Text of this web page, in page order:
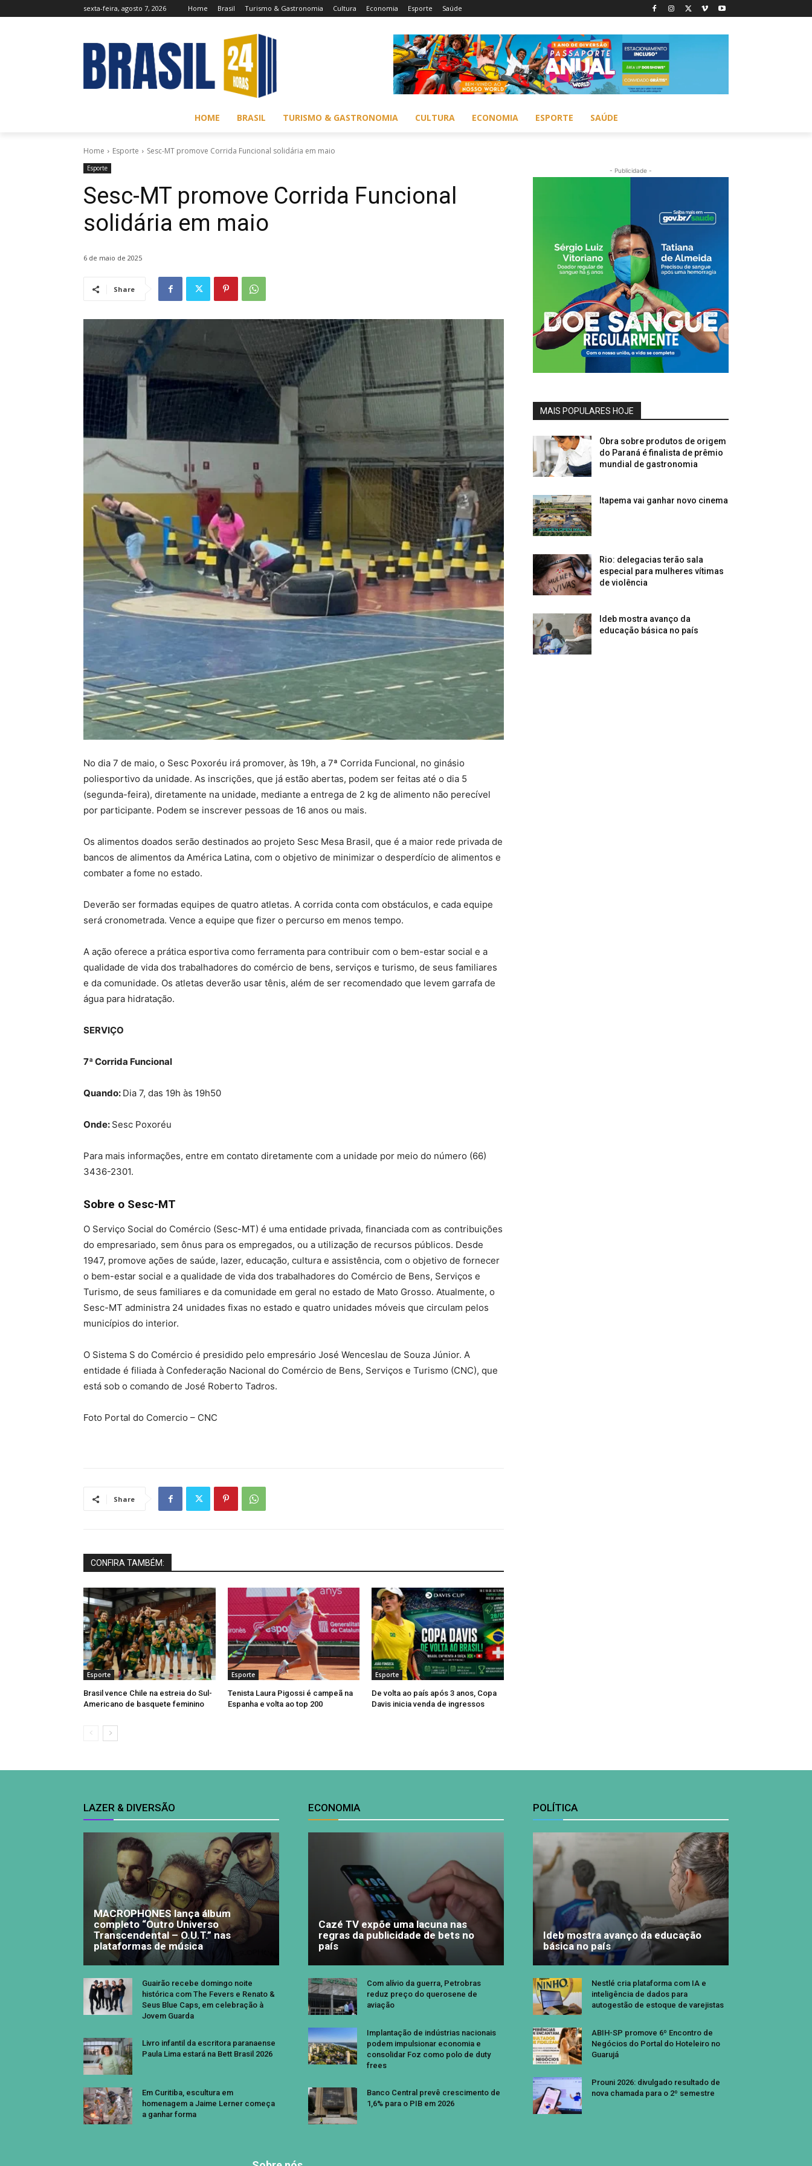
sexta-feira, agosto 7, 2026 Home Brasil Turismo & Gastronomia Cultura Economia Esporte Saúde
HOME BRASIL TURISMO & GASTRONOMIA CULTURA ECONOMIA ESPORTE SAÚDE
Home Esporte Sesc-MT promove Corrida Funcional solidária em maio
Esporte
Sesc-MT promove Corrida Funcional
solidária em maio
6 de maio de 2025
Share
No dia 7 de maio, o Sesc Poxoréu irá promover, às 19h, a 7ª Corrida Funcional, no ginásio
poliesportivo da unidade. As inscrições, que já estão abertas, podem ser feitas até o dia 5
(segunda-feira), diretamente na unidade, mediante a entrega de 2 kg de alimento não perecível
por participante. Podem se inscrever pessoas de 16 anos ou mais.
Os alimentos doados serão destinados ao projeto Sesc Mesa Brasil, que é a maior rede privada de
bancos de alimentos da América Latina, com o objetivo de minimizar o desperdício de alimentos e
combater a fome no estado.
Deverão ser formadas equipes de quatro atletas. A corrida conta com obstáculos, e cada equipe
será cronometrada. Vence a equipe que fizer o percurso em menos tempo.
A ação oferece a prática esportiva como ferramenta para contribuir com o bem-estar social e a
qualidade de vida dos trabalhadores do comércio de bens, serviços e turismo, de seus familiares
e da comunidade. Os atletas deverão usar tênis, além de ser recomendado que levem garrafa de
água para hidratação.
SERVIÇO
7ª Corrida Funcional
Quando: Dia 7, das 19h às 19h50
Onde: Sesc Poxoréu
Para mais informações, entre em contato diretamente com a unidade por meio do número (66)
3436-2301.
Sobre o Sesc-MT
O Serviço Social do Comércio (Sesc-MT) é uma entidade privada, financiada com as contribuições
do empresariado, sem ônus para os empregados, ou a utilização de recursos públicos. Desde
1947, promove ações de saúde, lazer, educação, cultura e assistência, com o objetivo de fornecer
o bem-estar social e a qualidade de vida dos trabalhadores do Comércio de Bens, Serviços e
Turismo, de seus familiares e da comunidade em geral no estado de Mato Grosso. Atualmente, o
Sesc-MT administra 24 unidades fixas no estado e quatro unidades móveis que circulam pelos
municípios do interior.
O Sistema S do Comércio é presidido pelo empresário José Wenceslau de Souza Júnior. A
entidade é filiada à Confederação Nacional do Comércio de Bens, Serviços e Turismo (CNC), que
está sob o comando de José Roberto Tadros.
Foto Portal do Comercio – CNC
Share
CONFIRA TAMBÉM:
Esporte
Brasil vence Chile na estreia do Sul-
Americano de basquete feminino
Esporte
Tenista Laura Pigossi é campeã na
Espanha e volta ao top 200
Esporte
De volta ao país após 3 anos, Copa
Davis inicia venda de ingressos
- Publicidade -
MAIS POPULARES HOJE
Obra sobre produtos de origem
do Paraná é finalista de prêmio
mundial de gastronomia
Itapema vai ganhar novo cinema
Rio: delegacias terão sala
especial para mulheres vítimas
de violência
Ideb mostra avanço da
educação básica no país
LAZER & DIVERSÃO
MACROPHONES lança álbum
completo “Outro Universo
Transcendental – O.U.T.” nas
plataformas de música
Guairão recebe domingo noite
histórica com The Fevers e Renato &
Seus Blue Caps, em celebração à
Jovem Guarda
Livro infantil da escritora paranaense
Paula Lima estará na Bett Brasil 2026
Em Curitiba, escultura em
homenagem a Jaime Lerner começa
a ganhar forma
ECONOMIA
Cazé TV expõe uma lacuna nas
regras da publicidade de bets no
país
Com alívio da guerra, Petrobras
reduz preço do querosene de
aviação
Implantação de indústrias nacionais
podem impulsionar economia e
consolidar Foz como polo de duty
frees
Banco Central prevê crescimento de
1,6% para o PIB em 2026
POLÍTICA
Ideb mostra avanço da educação
básica no país
Nestlé cria plataforma com IA e
inteligência de dados para
autogestão de estoque de varejistas
ABIH-SP promove 6º Encontro de
Negócios do Portal do Hoteleiro no
Guarujá
Prouni 2026: divulgado resultado de
nova chamada para o 2º semestre